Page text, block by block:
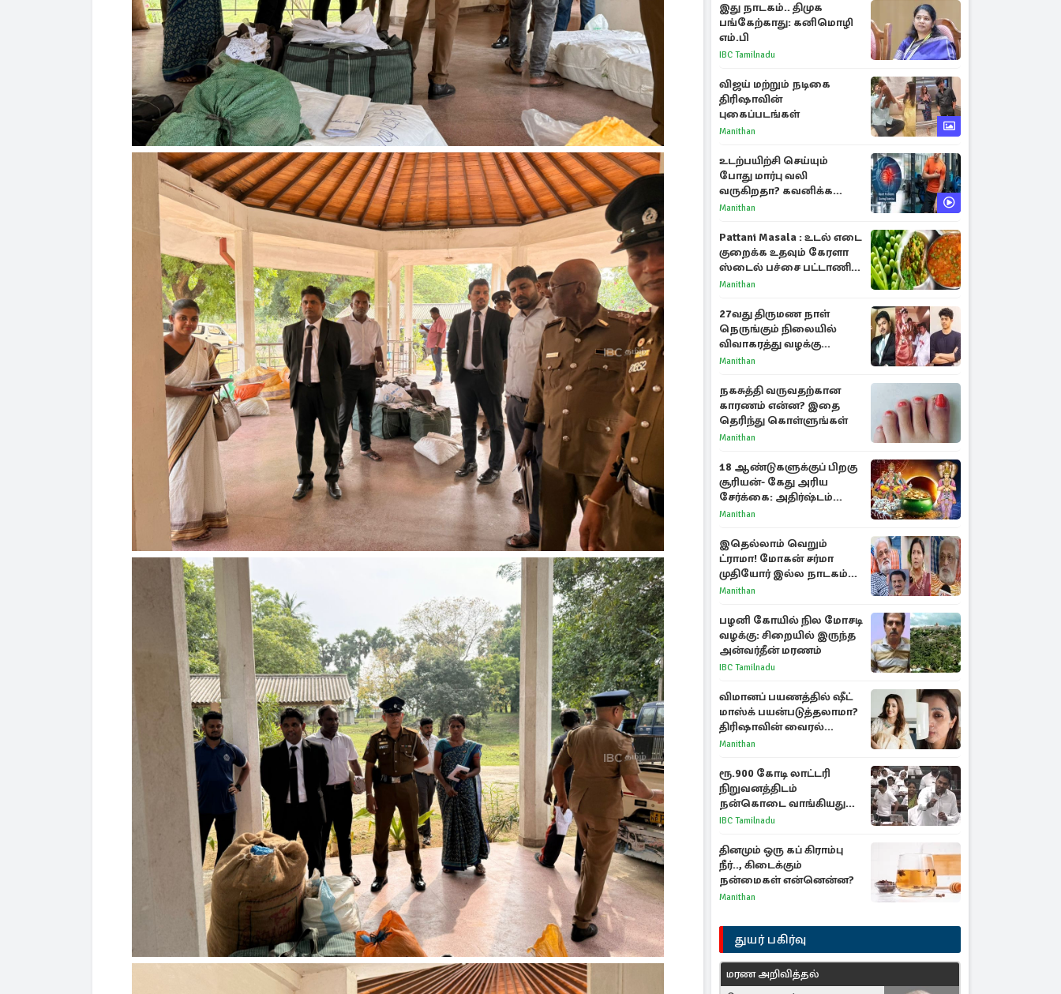
இது நாடகம்.. திமுக
பங்கேற்காது: கனிமொழி
எம்.பி
IBC Tamilnadu
விஜய் மற்றும் நடிகை
திரிஷாவின்
புகைப்படங்கள்
Manithan
உடற்பயிற்சி செய்யும்
போது மார்பு வலி
வருகிறதா? கவனிக்க
வேண்டிய எச்சரிக்கை
Manithan
Pattani Masala : உடல் எடை
குறைக்க உதவும் கேரளா
ஸ்டைல் பச்சை பட்டாணி
கிரேவி
Manithan
27வது திருமண நாள்
நெருங்கும் நிலையில்
விவாகரத்து வழக்கு
வாபஸ்! விஜய்யுடன்
Manithan
நகசுத்தி வருவதற்கான
காரணம் என்ன? இதை
தெரிந்து கொள்ளுங்கள்
Manithan
18 ஆண்டுகளுக்குப் பிறகு
சூரியன்- கேது அரிய
சேர்க்கை: அதிர்ஷ்டம்
பெறும் 3 ராசிகள்!
Manithan
இதெல்லாம் வெறும்
ட்ராமா! மோகன் சர்மா
முதியோர் இல்ல நாடகம்
குறித்து குட்டி பத்மினி
Manithan
பழனி கோயில் நில மோசடி
வழக்கு: சிறையில் இருந்த
அன்வர்தீன் மரணம்
IBC Tamilnadu
விமானப் பயணத்தில் ஷீட்
மாஸ்க் பயன்படுத்தலாமா?
திரிஷாவின் வைரல்
செல்ஃபிக்கு மருத்துவர்
Manithan
ரூ.900 கோடி லாட்டரி
நிறுவனத்திடம்
நன்கொடை வாங்கியது
ஏன்? உதயநிதி - ஆதவ்
IBC Tamilnadu
தினமும் ஒரு கப் கிராம்பு
நீர்.., கிடைக்கும்
நன்மைகள் என்னென்ன?
Manithan
துயர் பகிர்வு
மரண அறிவித்தல்